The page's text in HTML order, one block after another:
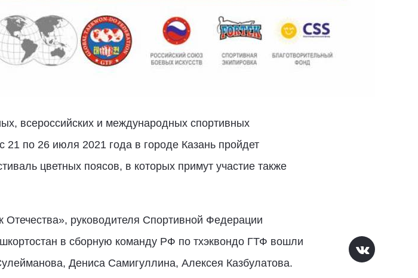
всероссийских и международных спортивных
21 по 26 июля 2021 года в городе Казань пройдет
цветных поясов, в которых примут участие также
руководителя Спортивной Федерации
в сборную команду РФ по тхэквондо ГТФ вошли
Дениса Самигуллина, Алексея Казбулатова.